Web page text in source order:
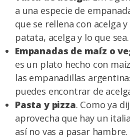
a una especie de
que se rellena con acelga
patata, acelga y lo que
Empanadas de maíz o
es un plato hecho con
las empanadillas
puedes encontrar de
Pasta y pizza. Como ya
aprovecha que hay un
así no vas a pasar hambre.